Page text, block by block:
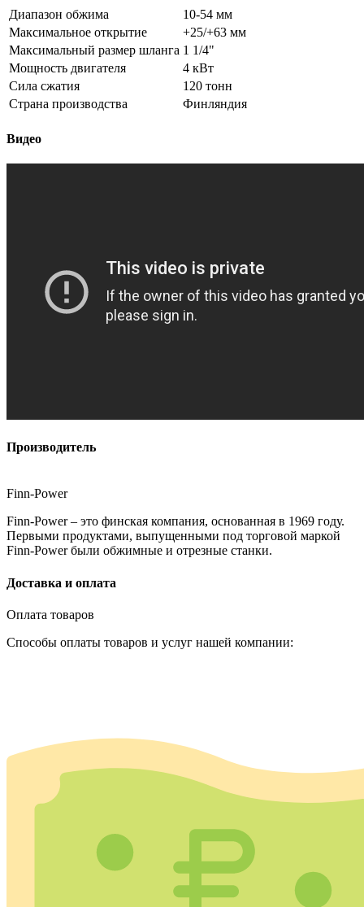
Диапазон обжима
10-54 мм
Максимальное открытие
+25/+63 мм
Максимальный размер шланга 1 1/4"
Мощность двигателя
4 кВт
Сила сжатия
120 тонн
Страна производства
Финляндия
Видео
Производитель
Finn-Power
Finn-Power – это финская компания, основанная в 1969 году.
Первыми продуктами, выпущенными под торговой маркой
Finn-Power были обжимные и отрезные станки.
Доставка и оплата
Оплата товаров
Способы оплаты товаров и услуг нашей компании: